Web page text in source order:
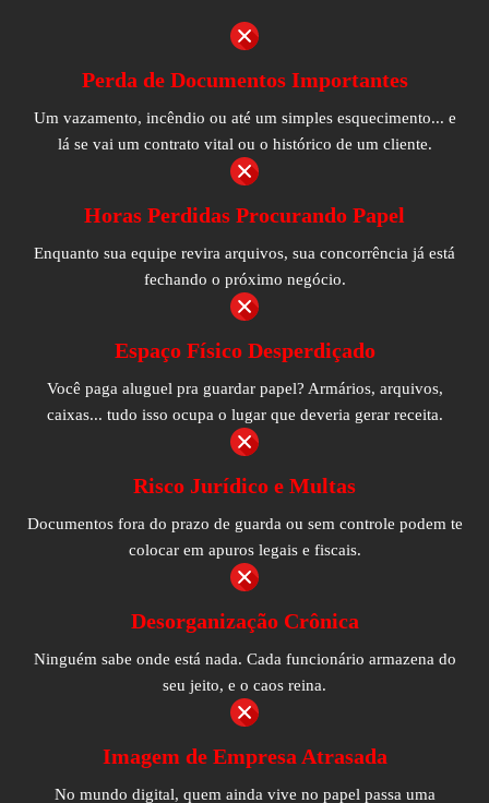
Perda de Documentos Importantes
Um vazamento, incêndio ou até um simples esquecimento... e
lá se vai um contrato vital ou o histórico de um cliente.
Horas Perdidas Procurando Papel
Enquanto sua equipe revira arquivos, sua concorrência já está
fechando o próximo negócio.
Espaço Físico Desperdiçado
Você paga aluguel pra guardar papel? Armários, arquivos,
caixas... tudo isso ocupa o lugar que deveria gerar receita.
Risco Jurídico e Multas
Documentos fora do prazo de guarda ou sem controle podem te
colocar em apuros legais e fiscais.
Desorganização Crônica
Ninguém sabe onde está nada. Cada funcionário armazena do
seu jeito, e o caos reina.
Imagem de Empresa Atrasada
No mundo digital, quem ainda vive no papel passa uma